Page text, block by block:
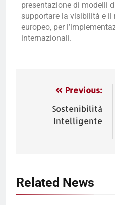
presentazione di modelli
supportare la visibilità e
europeo, per
internazionali.
Previous:
Sostenibilità
Intelligente
Related News